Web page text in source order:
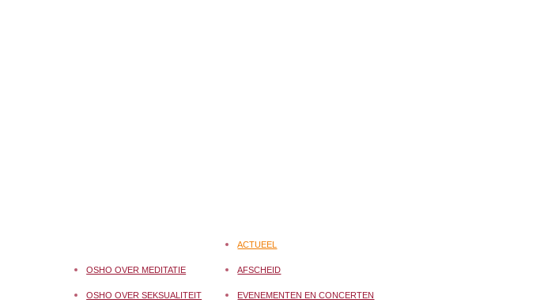
OSHO OVER MEDITATIE
OSHO OVER SEKSUALITEIT
ACTUEEL
AFSCHEID
EVENEMENTEN EN CONCERTEN